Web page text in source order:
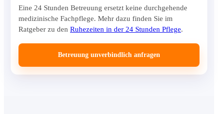
Eine 24 Stunden Betreuung ersetzt keine durchgehende
medizinische Fachpflege. Mehr dazu finden Sie im
Ratgeber zu den Ruhezeiten in der 24 Stunden Pflege.
Betreuung unverbindlich anfragen